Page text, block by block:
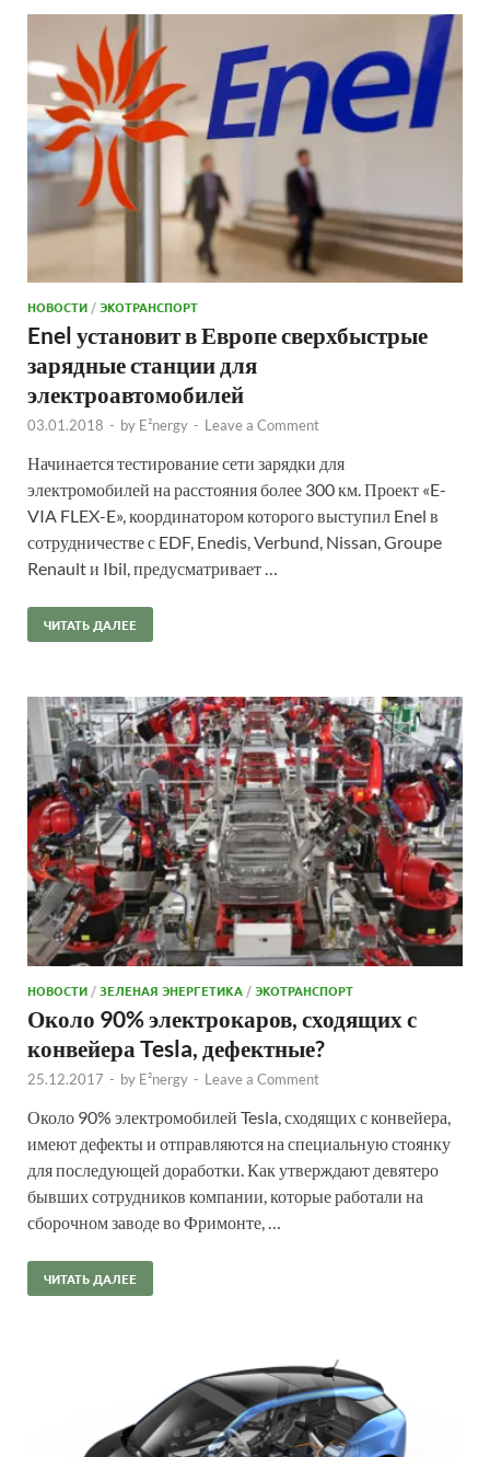
НОВОСТИ/ЭКОТРАНСПОРТ
Enel установит в Европе сверхбыстрые
зарядные станции для
электроавтомобилей
03.01.2018 - by E²nergy - Leave a Comment
Начинается тестирование сети зарядки для
электромобилей на расстояния более 300 км. Проект «E-
VIA FLEX-E», координатором которого выступил Enel в
сотрудничестве с EDF, Enedis, Verbund, Nissan, Groupe
Renault и Ibil, предусматривает …
ЧИТАТЬ ДАЛЕЕ
НОВОСТИ/ЗЕЛЕНАЯ ЭНЕРГЕТИКА/ЭКОТРАНСПОРТ
Около 90% электрокаров, сходящих с
конвейера Tesla, дефектные?
25.12.2017 - by E²nergy - Leave a Comment
Около 90% электромобилей Tesla, сходящих с конвейера,
имеют дефекты и отправляются на специальную стоянку
для последующей доработки. Как утверждают девятеро
бывших сотрудников компании, которые работали на
сборочном заводе во Фримонте, …
ЧИТАТЬ ДАЛЕЕ